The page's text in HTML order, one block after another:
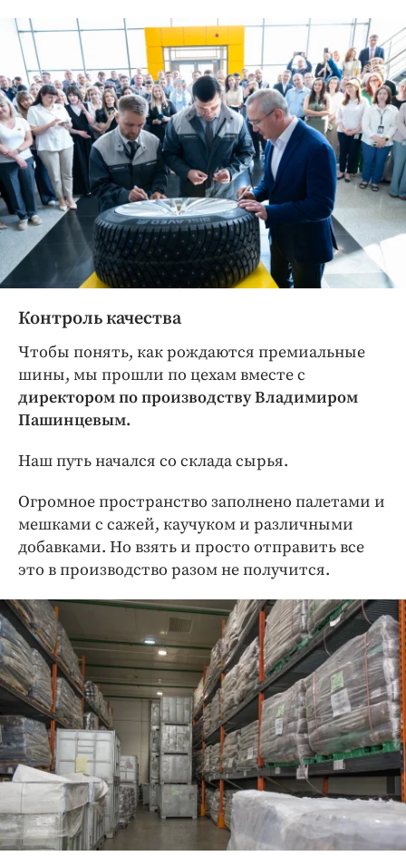
Контроль качества
Чтобы понять, как рождаются премиальные
шины, мы прошли по цехам вместе с
директором по производству Владимиром
Пашинцевым.
Наш путь начался со склада сырья.
Огромное пространство заполнено палетами и
мешками с сажей, каучуком и различными
добавками. Но взять и просто отправить все
это в производство разом не получится.